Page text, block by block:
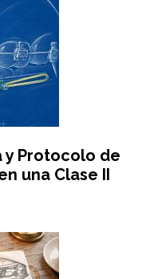
y Protocolo de
una Clase II